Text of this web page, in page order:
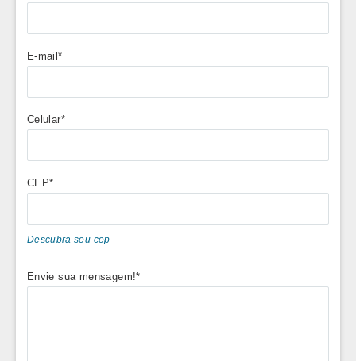
E-mail*
Celular*
CEP*
Descubra seu cep
Envie sua mensagem!*